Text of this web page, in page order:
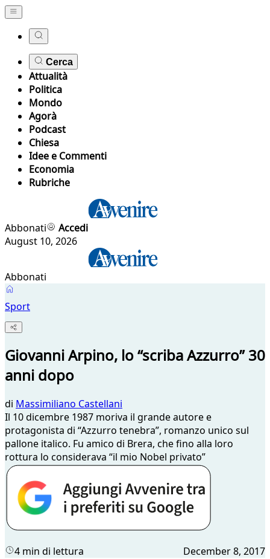
Cerca
Attualità
Politica
Mondo
Agorà
Podcast
Chiesa
Idee e Commenti
Economia
Rubriche
Abbonati
Accedi
August 10, 2026
Abbonati
Sport
Giovanni Arpino, lo “scriba Azzurro” 30
anni dopo
di Massimiliano Castellani
Il 10 dicembre 1987 moriva il grande autore e
protagonista di “Azzurro tenebra”, romanzo unico sul
pallone italico. Fu amico di Brera, che fino alla loro
rottura lo considerava “il mio Nobel privato”
4 min di lettura December 8, 2017